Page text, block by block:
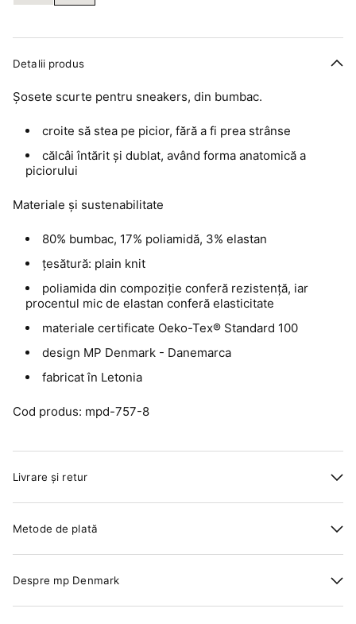
Detalii produs
Șosete scurte pentru sneakers, din bumbac.
croite să stea pe picior, fără a fi prea strânse
călcâi întărit și dublat, având forma anatomică a
piciorului
Materiale și sustenabilitate
80% bumbac, 17% poliamidă, 3% elastan
țesătură: plain knit
poliamida din compoziție conferă rezistență, iar
procentul mic de elastan conferă elasticitate
materiale certificate Oeko-Tex® Standard 100
design MP Denmark - Danemarca
fabricat în Letonia
Cod produs: mpd-757-8
Livrare și retur
Metode de plată
Despre mp Denmark